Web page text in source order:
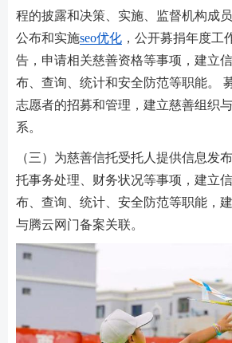
程的披露和决策、实施、监督机构成
公布和实施seo优化 ，公开募捐年度工
告，申请相关慈善资格等事项，建立
布、查询、统计和安全防范等职能。
志愿者的招募和管理，建立慈善组织
系。
（三）为慈善信托受托人提供信息发
托事务处理、财务状况等事项，建立
布、查询、统计、安全防范等职能，
与腾云网门备案关联。